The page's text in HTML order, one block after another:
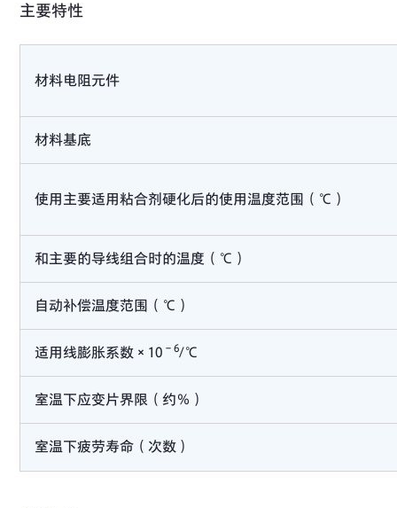
主要特性
材料电阻元件
材料基底
使用主要适用粘合剂硬化后的使用温度范围（℃）
和主要的导线组合时的温度（℃）
自动补偿温度范围（℃）
适用线膨胀系数×10 －6/℃
室温下应变片界限（约％）
室温下疲劳寿命（次数）